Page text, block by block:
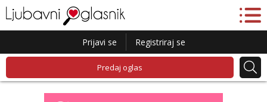
Prijavi se Registriraj se
Predaj oglas